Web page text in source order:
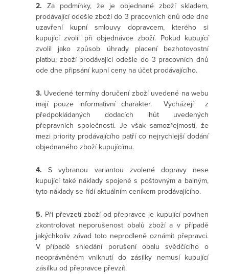
2. Za podmínky, že je objednané zboží skladem,
prodávající odešle zboží do 3 pracovních dnů ode dne
uzavření kupní smlouvy dopravcem, kterého si
kupující zvolil při objednávce zboží. Pokud kupující
zvolil jako způsob úhrady placení bezhotovostní
platbu, zboží prodávající odešle do 3 pracovních dnů
ode dne připsání kupní ceny na účet prodávajícího.
3. Uvedené termíny doručení zboží uvedené na webu
mají pouze informativní charakter. Vycházejí z
předpokládaných dodacích lhůt uvedených
přepravních společností. Je však samozřejmostí, že
mezi priority prodávajícího patří co nejrychlejší dodání
objednaného zboží kupujícímu.
4.S vybranou variantou zvolené dopravy nese
kupující také náklady spojené s poštovným a balným,
tyto náklady se řídí aktuálním ceníkem prodávajícího.
5. Při převzetí zboží od přepravce je kupující povinen
zkontrolovat neporušenost obalů zboží a v případě
jakýchkoliv závad toto neprodleně oznámit přepravci.
V případě shledání porušení obalu svědčícího o
neoprávněném vniknutí do zásilky nemusí kupující
zásilku od přepravce převzít.